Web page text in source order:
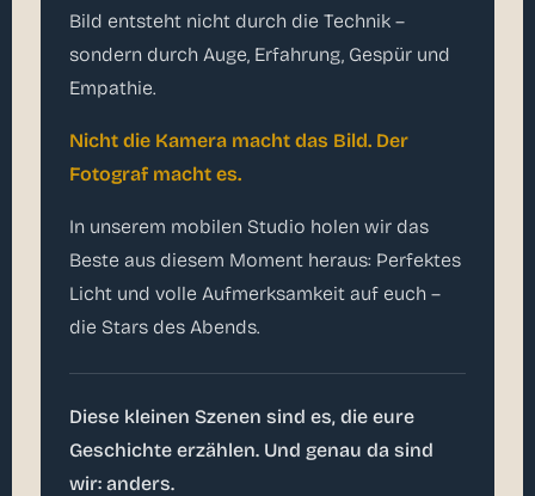
Bild entsteht nicht durch die Technik –
sondern durch Auge, Erfahrung, Gespür und
Empathie.
Nicht die Kamera macht das Bild. Der
Fotograf macht es.
In unserem mobilen Studio holen wir das
Beste aus diesem Moment heraus: Perfektes
Licht und volle Aufmerksamkeit auf euch –
die Stars des Abends.
Diese kleinen Szenen sind es, die eure
Geschichte erzählen. Und genau da sind
wir: anders.